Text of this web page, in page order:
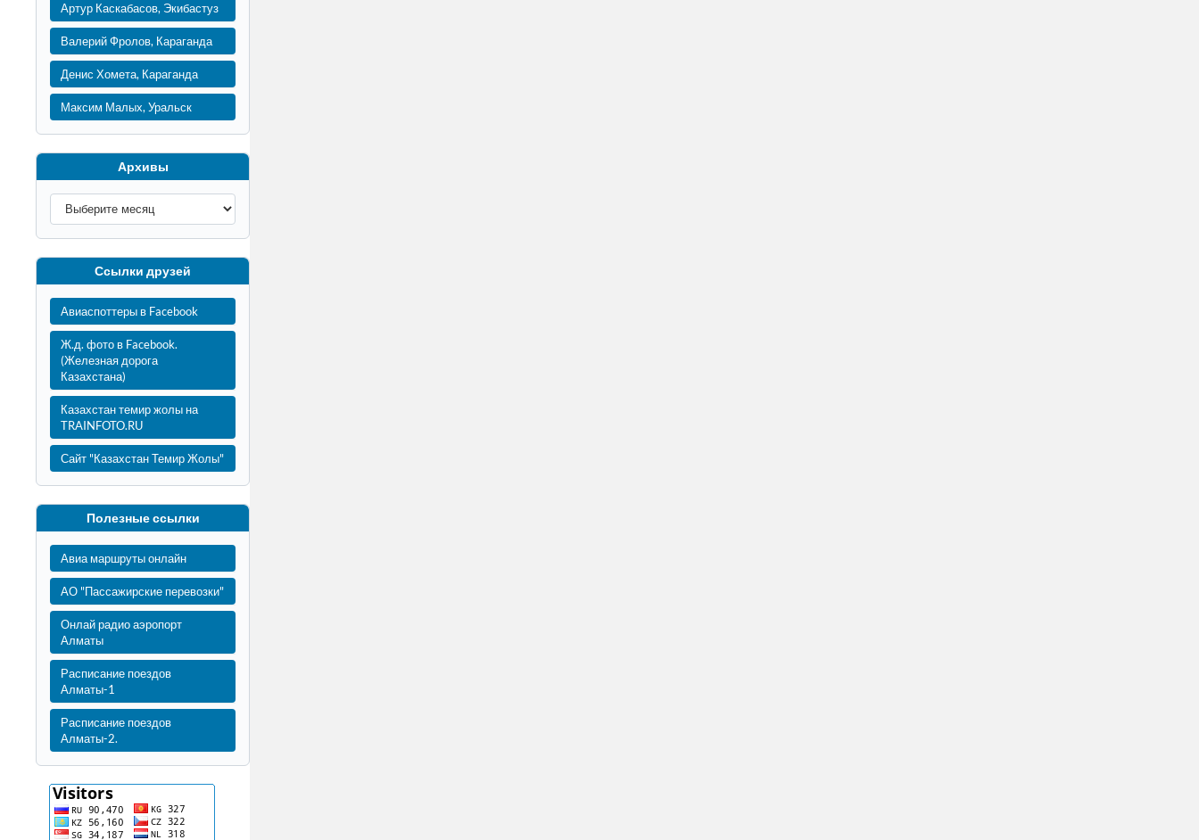
Артур Каскабасов, Экибастуз
Валерий Фролов, Караганда
Денис Хомета, Караганда
Максим Малых, Уральск
Архивы
Ссылки друзей
Авиаспоттеры в Facebook
Ж.д. фото в Facebook.
(Железная дорога
Казахстана)
Казахстан темир жолы на
TRAINFOTO.RU
Сайт "Казахстан Темир Жолы"
Полезные ссылки
Авиа маршруты онлайн
АО "Пассажирские перевозки"
Онлай радио аэропорт
Алматы
Расписание поездов
Алматы-1
Расписание поездов
Алматы-2.